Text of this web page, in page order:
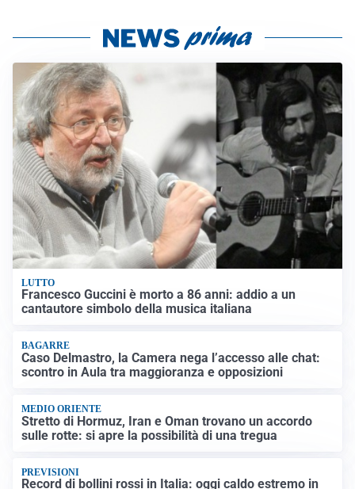
LUTTO
Francesco Guccini è morto a 86 anni: addio a un
cantautore simbolo della musica italiana
BAGARRE
Caso Delmastro, la Camera nega l’accesso alle chat:
scontro in Aula tra maggioranza e opposizioni
MEDIO ORIENTE
Stretto di Hormuz, Iran e Oman trovano un accordo
sulle rotte: si apre la possibilità di una tregua
PREVISIONI
Record di bollini rossi in Italia: oggi caldo estremo in